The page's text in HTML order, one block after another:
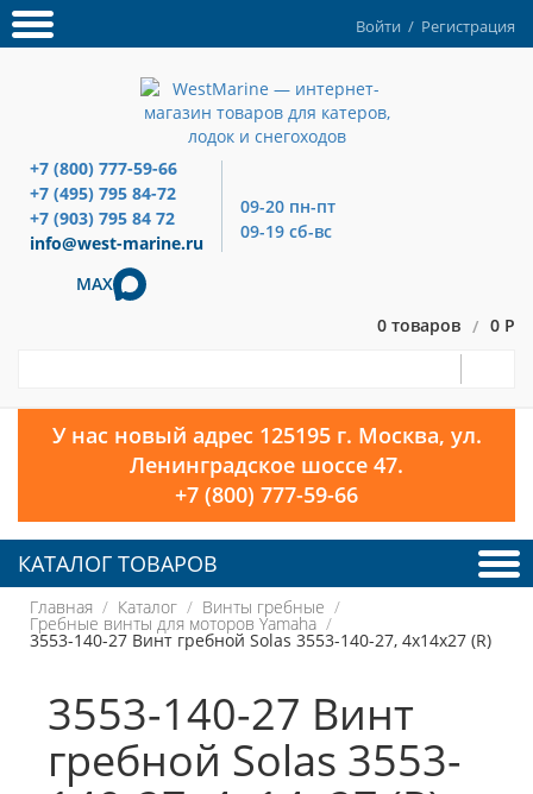
Войти / Регистрация
+7 (800) 777-59-66
+7 (495) 795 84-72
+7 (903) 795 84 72
info@west-marine.ru
09-20 пн-пт
09-19 сб-вс
MAX
0 товаров / 0 Р
У нас новый адрес 125195 г. Москва, ул.
Ленинградское шоссе 47.
+7 (800) 777-59-66
КАТАЛОГ ТОВАРОВ
Главная Каталог Винты гребные
Гребные винты для моторов Yamaha
3553-140-27 Винт гребной Solas 3553-140-27, 4x14x27 (R)
3553-140-27 Винт
гребной Solas 3553-